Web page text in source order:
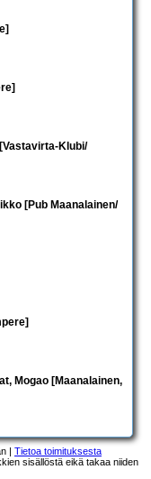
Klubi/
[Pub Maanalainen/
Mogao [Maanalainen,
| Tietoa toimituksesta
sisällöstä eikä takaa niiden